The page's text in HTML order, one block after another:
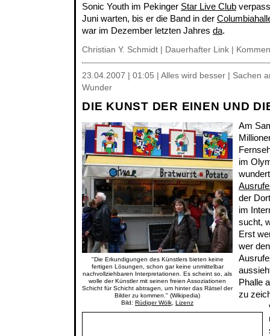
Sonic Youth im Pekinger Star Live Club
Juni warten, bis er die Band in der
war im Dezember letzten Jahres da.
Christian Y. Schmidt | Dauerhafter Link
23.04.2007 | 01:05 | Alles wird besser | Sachen
Wunder
DIE KUNST DER EINEN UND
"Die Erkundigungen des Künstlers bieten keine
fertigen Lösungen, schon gar keine unmittelbar
nachvollziehbaren Interpretationen. Es scheint so, als
wolle der Künstler mit seinen freien Assoziationen
Schicht für Schicht abtragen, um hinter das Rätsel der
Bilder zu kommen." (Wikipedia)
Bild: Rüdiger Wölk Lizenz
Am
im
der
im
sucht,
Erst
wer
Phalle
zu